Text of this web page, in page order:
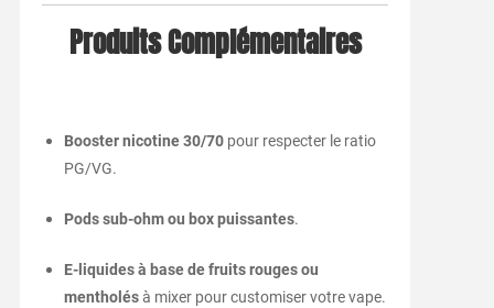
Produits Complémentaires
Booster nicotine 30/70pour respecter le ratio
PG/VG.
Pods sub-ohm ou box puissantes.
E-liquides à base de fruits rouges ou
mentholésà mixer pour customiser votre vape.